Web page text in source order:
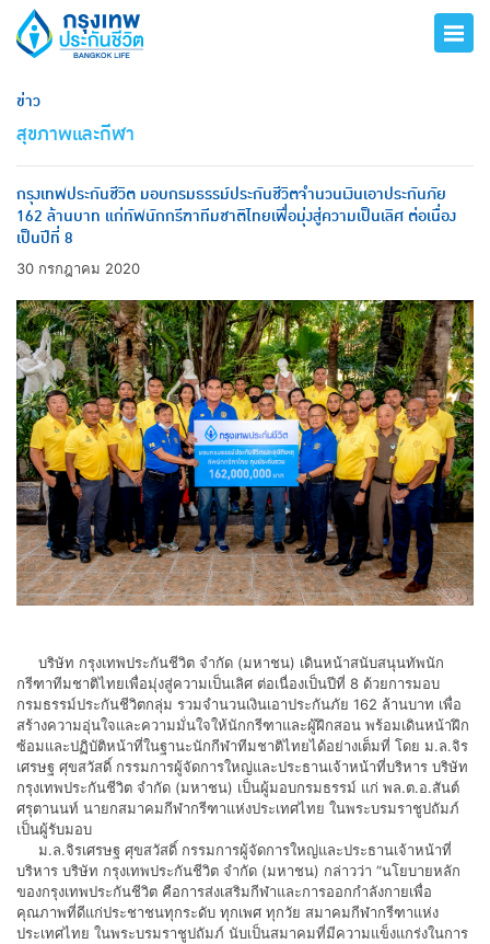
ข่าว
สุขภาพและกีฬา
กรุงเทพประกันชีวิต มอบกรมธรรม์ประกันชีวิตจำนวนเงินเอาประกันภัย
162 ล้านบาท แก่ทัพนักกรีฑาทีมชาติไทยเพื่อมุ่งสู่ความเป็นเลิศ ต่อเนื่อง
เป็นปีที่ 8
30 กรกฎาคม 2020
บริษัท กรุงเทพประกันชีวิต จำกัด (มหาชน) เดินหน้าสนับสนุนทัพนัก
กรีฑาทีมชาติไทยเพื่อมุ่งสู่ความเป็นเลิศ ต่อเนื่องเป็นปีที่ 8 ด้วยการมอบ
กรมธรรม์ประกันชีวิตกลุ่ม รวมจำนวนเงินเอาประกันภัย 162 ล้านบาท เพื่อ
สร้างความอุ่นใจและความมั่นใจให้นักกรีฑาและผู้ฝึกสอน พร้อมเดินหน้าฝึก
ซ้อมและปฏิบัติหน้าที่ในฐานะนักกีฬาทีมชาติไทยได้อย่างเต็มที่ โดย ม.ล.จิร
เศรษฐ ศุขสวัสดิ์ กรรมการผู้จัดการใหญ่และประธานเจ้าหน้าที่บริหาร บริษัท
กรุงเทพประกันชีวิต จำกัด (มหาชน) เป็นผู้มอบกรมธรรม์ แก่ พล.ต.อ.สันต์
ศรุตานนท์ นายกสมาคมกีฬากรีฑาแห่งประเทศไทย ในพระบรมราชูปถัมภ์
เป็นผู้รับมอบ
ม.ล.จิรเศรษฐ ศุขสวัสดิ์ กรรมการผู้จัดการใหญ่และประธานเจ้าหน้าที่
บริหาร บริษัท กรุงเทพประกันชีวิต จำกัด (มหาชน) กล่าวว่า “นโยบายหลัก
ของกรุงเทพประกันชีวิต คือการส่งเสริมกีฬาและการออกกำลังกายเพื่อ
คุณภาพที่ดีแก่ประชาชนทุกระดับ ทุกเพศ ทุกวัย สมาคมกีฬากรีฑาแห่ง
ประเทศไทย ในพระบรมราชูปถัมภ์ นับเป็นสมาคมที่มีความแข็งแกร่งในการ